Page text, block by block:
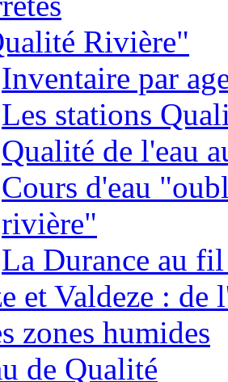
Rivière"
Inventaire par
Les stations
Qualité de l'eau
Cours d'eau
rivière"
La Durance au
et Valdeze : de
zones humides
de Qualité